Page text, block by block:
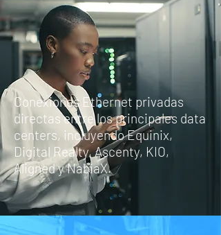
Conexiones Ethernet privadas
directas entre los principales data
centers, incluyendo Equinix,
Digital Realty, Ascenty, KIO,
Aligned y NabiaX.